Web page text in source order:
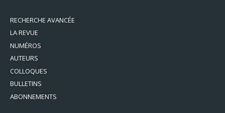
RECHERCHE AVANCÉE
LA REVUE
NUMÉROS
AUTEURS
COLLOQUES
BULLETINS
ABONNEMENTS